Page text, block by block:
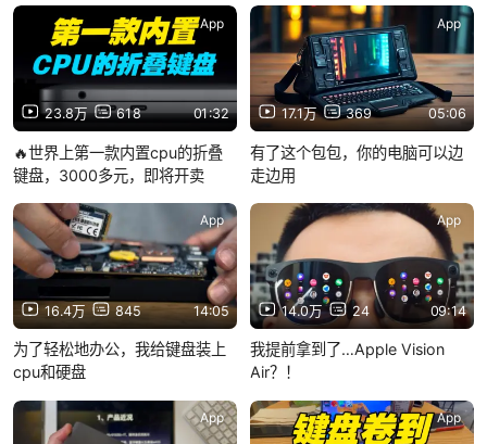
23.8万 618 01:32
App
🔥世界上第一款内置cpu的折叠
键盘，3000多元，即将开卖
17.1万 369 05:06
App
有了这个包包，你的电脑可以边
走边用
16.4万 845 14:05
App
为了轻松地办公，我给键盘装上
cpu和硬盘
14.0万 24 09:14
App
我提前拿到了…Apple Vision
Air？！
App App